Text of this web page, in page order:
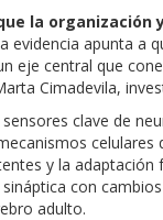
la
evidencia apunta a
eje central que
Cimadevila,
clave de
y la
con
adulto.